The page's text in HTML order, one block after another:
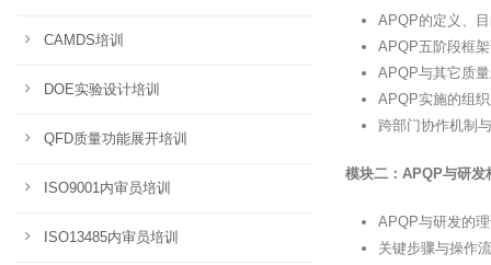
APQP的定义、
APQP五阶段框
APQP与其它质
APQP实施的组
跨部门协作机制
模块二：APQP与研发
APQP与研发的
关键步骤与操作
CAMDS培训
DOE实验设计培训
QFD质量功能展开培训
ISO9001内审员培训
ISO13485内审员培训